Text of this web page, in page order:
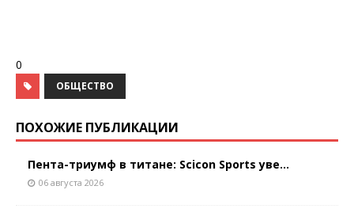
0
ОБЩЕСТВО
ПОХОЖИЕ ПУБЛИКАЦИИ
Пента-триумф в титане: Scicon Sports уве...
06 августа 2026